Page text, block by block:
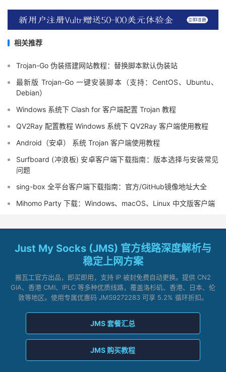
相关推荐
Trojan-Go 伪装搭建网站教程：替换脚本默认伪装站
最新版 Trojan-Go 一键安装脚本（支持：CentOS、Ubuntu、
Debian）
Windows 系统下 Clash for 客户端配置 Trojan 教程
QV2Ray 配置教程 Windows 系统下 QV2Ray 客户端使用教程
Android（安卓） 系统 Trojan 客户端使用教程
Surfboard (冲浪板) 安卓客户端下载指南：版本选择与安装常见
问题
sing-box 全平台客户端下载指南：官方/GitHub镜像地址大全
Mihomo Party 下载：Windows、macOS、Linux 中文版客户端
Just My Socks (JMS) 官方线路深度解析与
稳定上网方案
搬瓦工官方出品，即买即用，支持 IP 被封免费自动更换。提供 CN2
GIA、香港 CMI、IPLC 等多种优质线路，覆盖洛杉矶、香港、日本、伦
敦等地区。使用专属优惠码 JMS9272283 可享 5.2% 循环折扣。
JMS 套餐汇总
JMS 购买教程